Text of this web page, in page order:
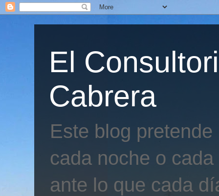
El
Cabrera
Este blog
cada noche o
ante lo que cada